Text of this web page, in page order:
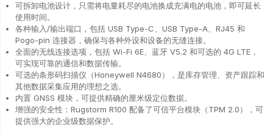
可拆卸电池设计，只需将电量耗尽的电池换成充满电的电池，即可延长
使用时间。
各种输入/输出端口，包括 USB Type-C、USB Type-A、RJ45 和
Pogo-pin 连接器，确保与各种外设和设备的无缝连接。
全面的无线连接选项，包括 Wi-Fi 6E、蓝牙 V5.2 和可选的 4G LTE，
可实现可靠的通信和数据传输。
可选的条形码扫描仪（Honeywell N4680），是库存管理、资产跟踪和
其他数据采集应用的理想之选。
内置 GNSS 模块，可提供精确的厘米级定位数据。
增强的安全性：Rugstorm R100 配备了可信平台模块（TPM 2.0），可
提供强大的企业级数据保护。